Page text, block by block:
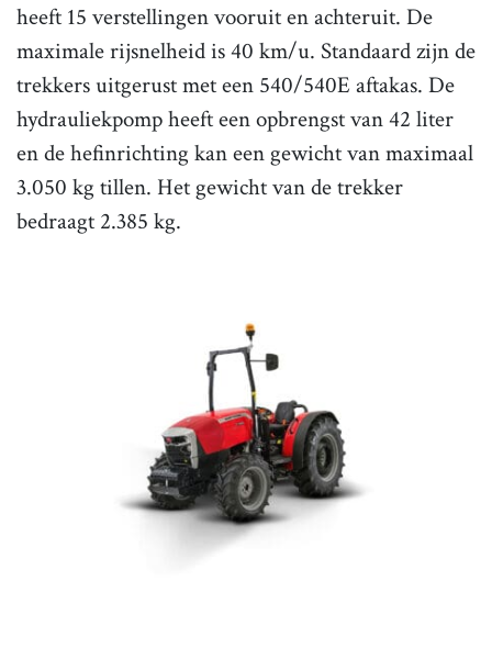
heeft 15 verstellingen vooruit en achteruit. De
maximale rijsnelheid is 40 km/u. Standaard zijn de
trekkers uitgerust met een 540/540E aftakas. De
hydrauliekpomp heeft een opbrengst van 42 liter
en de hefinrichting kan een gewicht van maximaal
3.050 kg tillen. Het gewicht van de trekker
bedraagt 2.385 kg.